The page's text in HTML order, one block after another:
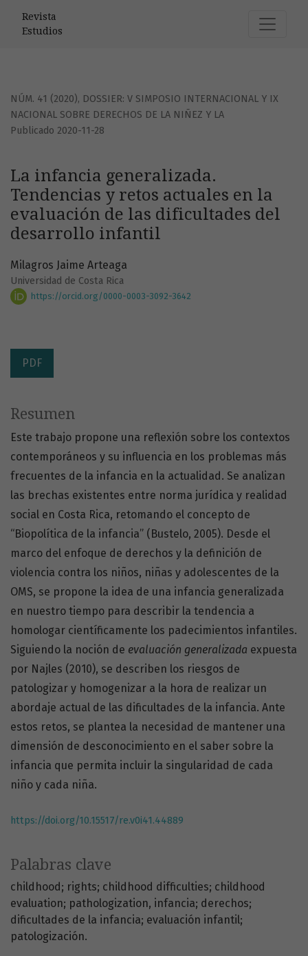
Revista
Estudios
NÚM. 41 (2020), DOSSIER: V SIMPOSIO INTERNACIONAL Y IX
NACIONAL SOBRE DERECHOS DE LA NIÑEZ Y LA
La infancia generalizada.
Tendencias y retos actuales en la
evaluación de las dificultades del
desarrollo infantil
Publicado 2020-11-28
Milagros Jaime Arteaga
Universidad de Costa Rica
https://orcid.org/0000-0003-3092-3642
PDF
Palabras clave
childhood; rights; childhood difficulties; childhood
evaluation; pathologization infancia; derechos;
dificultades de la infancia; evaluación infantil;
patologización.
Resumen
Este trabajo propone una reflexión sobre los contextos
contemporáneos y su influencia en los problemas más
frecuentes de la infancia en la actualidad. Se analizan
las brechas existentes entre norma jurídica y realidad
social en Costa Rica, retomando el concepto de
“Biopolítica de la infancia” (Bustelo, 2005). Desde el
marco del enfoque de derechos y la definición de
violencia contra los niños, niñas y adolescentes de la
OMS, se propone la idea de una infancia generalizada
en nuestro tiempo para describir la tendencia a
homologar científicamente los padecimientos infantiles.
Siguiendo la noción de evaluación generalizada expuesta
por Najles (2010), se describen los riesgos de
patologizar y homogenizar a la hora de realizar un
abordaje actual de las dificultades de la infancia. Ante
estos retos, se plantea la necesidad de mantener una
dimensión de desconocimiento en el saber sobre la
infancia que permita incluir la singularidad de cada
niño y cada niña.
https://doi.org/10.15517/re.v0i41.44889